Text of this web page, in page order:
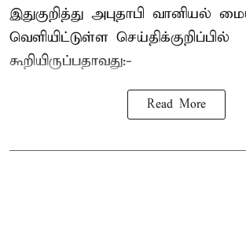
இதுகுறித்து அபுதாபி வானியல்
வெளியிட்டுள்ள செய்திக்குறிப்பில்
கூறியிருப்பதாவது:-
Read More